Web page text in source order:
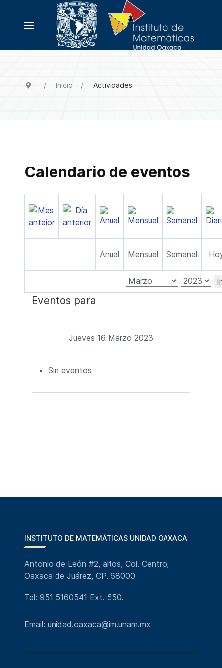
Inicio Actividades
Calendario de eventos
Anual Mensual Semanal
Eventos para
Jueves 16 Marzo 2023
Sin eventos
INSTITUTO DE MATEMÁTICAS UNIDAD OAXACA
Antonio de León #2, altos, Col. Centro,
Oaxaca de Juárez, CP. 68000
Tel: 951 5160541 Ext. 550.
Email: unidad.oaxaca@im.unam.mx